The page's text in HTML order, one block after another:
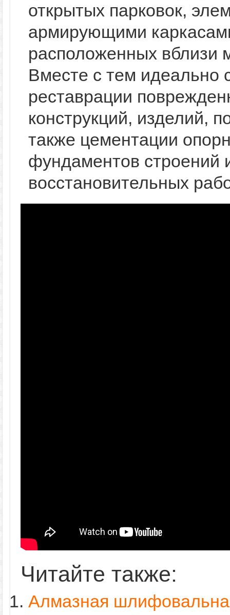
открытых парковок,
армирующими
расположенных вблизи
Вместе с тем идеально
реставрации
конструкций, изделий,
также цементации
фундаментов строений
восстановительных
Читайте также:
Алмазная